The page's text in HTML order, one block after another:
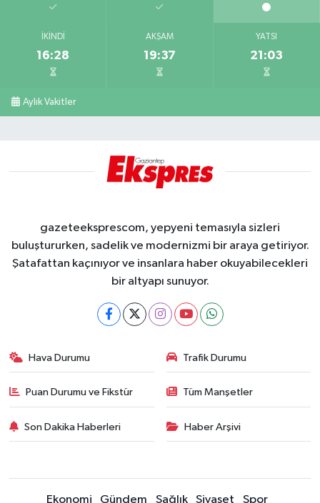
İKINDI
16:28
AKŞAM
19:37
YATSI
21:03
Aylık Vakitler
gazeteeksprescom, yepyeni temasıyla sizleri
buluştururken, sadelik ve modernizmi bir araya getiriyor.
Şatafattan kaçınıyor ve insanlara haber okuyabilecekleri
bir altyapı sunuyor.
Hava Durumu Trafik Durumu
Puan Durumu ve Fikstür Tüm Manşetler
Son Dakika Haberleri Haber Arşivi
Ekonomi Gündem Sağlık Siyaset Spor